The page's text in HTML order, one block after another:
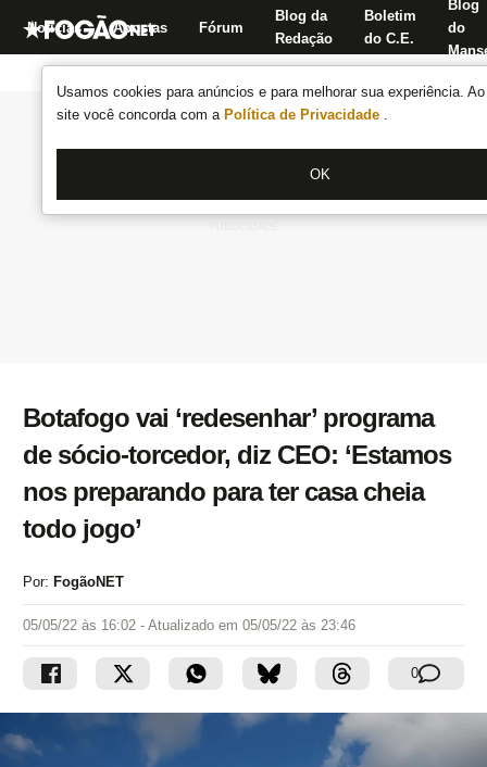
Usamos cookies para anúncios e para melhorar sua experiência.
site você concorda com a Política de Privacidade .
OK
Notícias Apostas Fórum
Blog da
Redação
Boletim
do C.E.
Blog
do
Botafogo vai ‘redesenhar’ programa
de sócio-torcedor, diz CEO: ‘Estamos
nos preparando para ter casa cheia
todo jogo’
Por: FogãoNET
05/05/22 às 16:02 - Atualizado em 05/05/22 às 23:46
0